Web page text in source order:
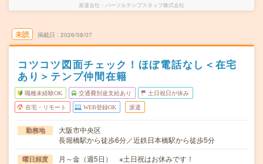
派遣会社 パーソルテンプスタッフ株式会社
未読 掲載日 2026/08/07
コツコツ図面チェック！ほぼ電話なし＜在宅
あり＞テンプ仲間在籍
職種未経験OK 交通費別途支給あり 土日祝日が休み
在宅・リモート WEB登録OK 派遣
勤務地
大阪市中央区
長堀橋駅から徒歩6分／近鉄日本橋駅から徒歩5分
曜日頻度 月～金（週5日） ※土日祝はお休みです！